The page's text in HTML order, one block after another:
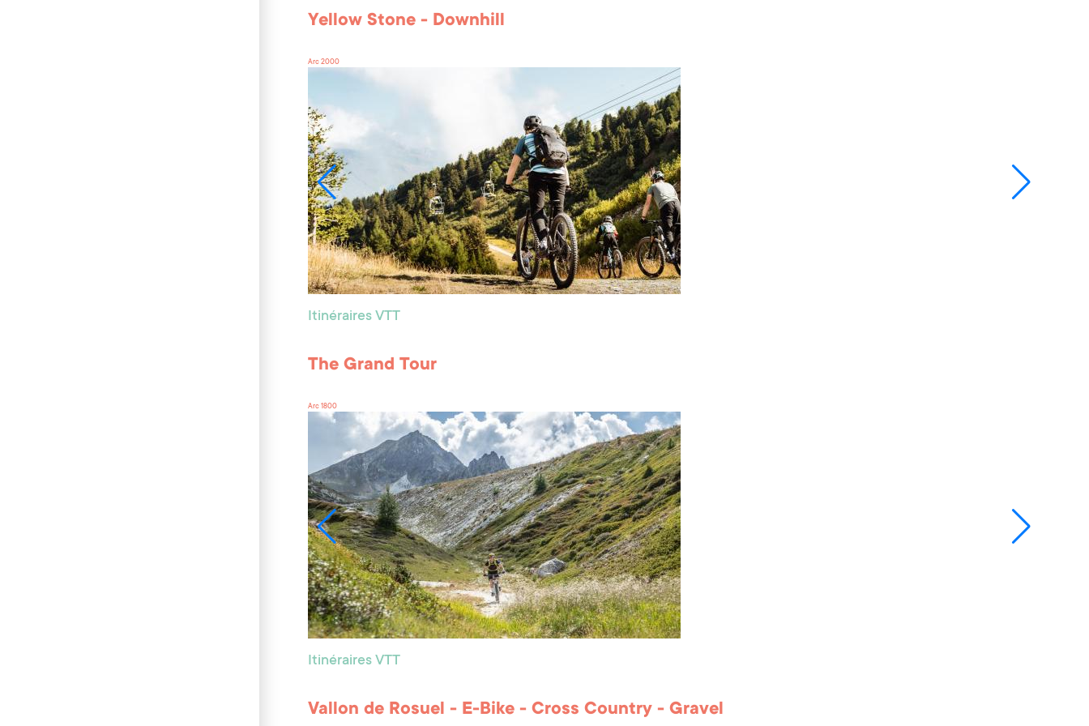
Yellow Stone - Downhill
Arc 2000
Itinéraires VTT
The Grand Tour
Arc 1800
Itinéraires VTT
Vallon de Rosuel - E-Bike - Cross Country - Gravel